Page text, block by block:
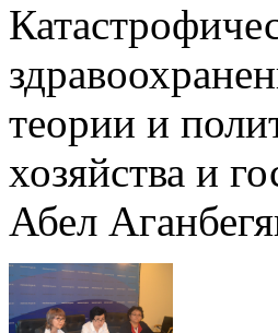
теории и
хозяйства и
Абел